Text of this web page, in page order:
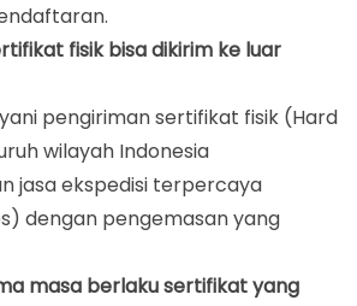
fisik bisa dikirim ke luar
pengiriman sertifikat fisik (Hard
wilayah Indonesia
jasa ekspedisi terpercaya
dengan pengemasan yang
masa berlaku sertifikat yang